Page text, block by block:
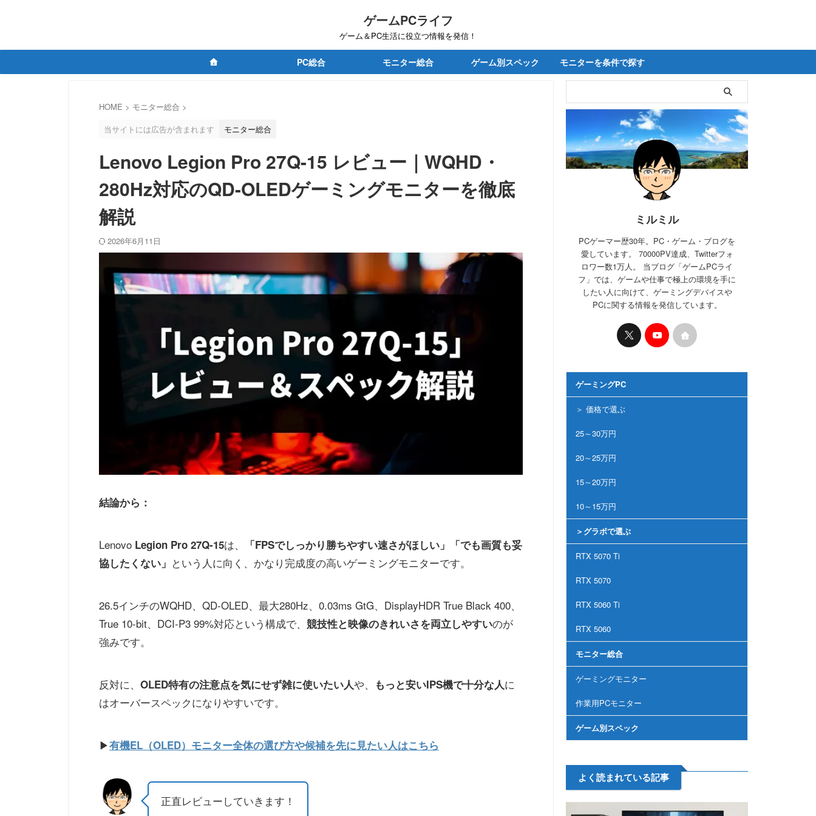
ゲームPCライフ
ゲーム＆PC生活に役立つ情報を発信！
PC総合 モニター総合 ゲーム別スペック モニターを条件で探す
HOME > モニター総合 >
当サイトには広告が含まれます
モニター総合
Lenovo Legion Pro 27Q-15 レビュー｜WQHD・
280Hz対応のQD-OLEDゲーミングモニターを徹底
解説
2026年6月11日
結論から：
Lenovo Legion Pro 27Q-15は、
「FPSでしっかり勝ちやすい速さがほしい」「でも画質も妥
協したくない」 という人に向く、かなり完成度の高いゲーミングモニターです。
26.5インチのWQHD、QD-OLED、最大280Hz、0.03ms GtG、DisplayHDR True Black 400、
True 10-bit、DCI-P3 99%対応という構成で、 競技性と映像のきれいさを両立しやすいのが
強みです。
反対に、 OLED特有の注意点を気にせず雑に使いたい人や、 もっと安いIPS機で十分な人に
はオーバースペックになりやすいです。
▶有機EL（OLED）モニター全体の選び方や候補を先に見たい人はこちら
正直レビューしていきます！
ミルミル
PCゲーマー歴30年。PC・ゲーム・ブログを
愛しています。 70000PV達成、Twitterフォ
ロワー数1万人。 当ブログ「ゲームPCライ
フ」では、ゲームや仕事で極上の環境を手に
したい人に向けて、ゲーミングデバイスや
PCに関する情報を発信しています。
ゲーミングPC
＞ 価格で選ぶ
25～30万円
20～25万円
15～20万円
10～15万円
＞グラボで選ぶ
RTX 5070 Ti
RTX 5070
RTX 5060 Ti
RTX 5060
モニター総合
ゲーミングモニター
作業用PCモニター
ゲーム別スペック
よく読まれている記事